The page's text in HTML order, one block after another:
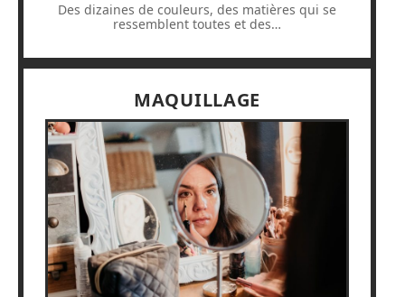
Des dizaines de couleurs, des matières qui se
ressemblent toutes et des…
MAQUILLAGE